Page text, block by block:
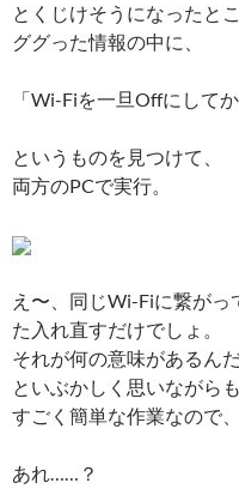
とくじけそうになったとこ
ググった情報の中に、
「Wi-Fiを一旦Offにして
というものを見つけて、
両方のPCで実行。
え〜、同じWi-Fiに繋がっ
た入れ直すだけでしょ。
それが何の意味があるん
といぶかしく思いながらも
すごく簡単な作業なので
あれ……？